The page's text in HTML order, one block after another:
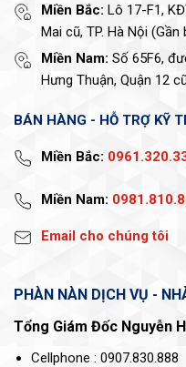
Miền Bắc: Lô 17-F1,
Mai cũ, TP. Hà Nội (Gần
Miền Nam: Số 65F6,
Hưng Thuận, Quận 12
BÁN HÀNG - HỖ TRỢ KỸ
Miền Bắc:
Miền Nam:
Email cho chúng tôi
PHÀN NÀN DỊCH VỤ -
Tổng Giám Đốc Nguyễn
Cellphone : 0907.830.888